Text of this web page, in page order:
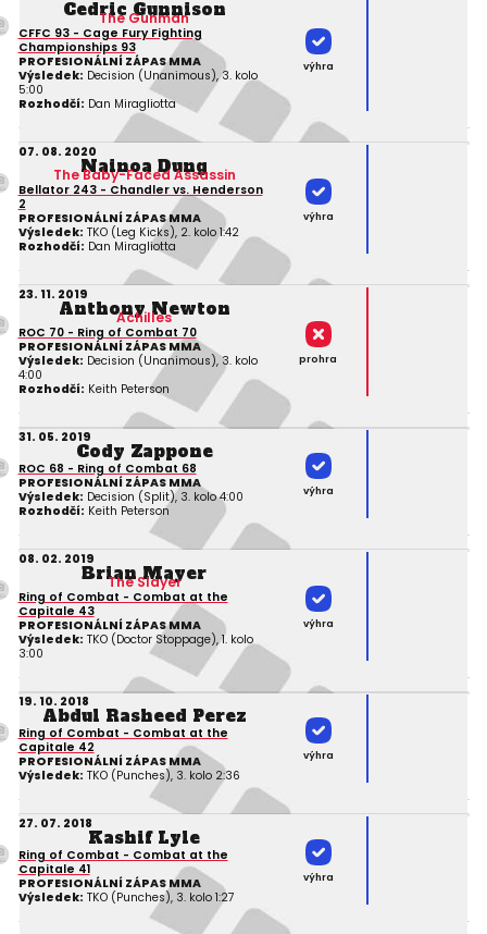
Cedric Gunnison
The Gunman
CFFC 93 - Cage Fury Fighting
Championships 93
PROFESIONÁLNÍ ZÁPAS MMA
Výsledek: Decision (Unanimous), 3. kolo
5:00
Rozhodčí: Dan Miragliotta
výhra
07. 08. 2020
Nainoa Dung
The Baby-Faced Assassin
Bellator 243 - Chandler vs. Henderson
2
PROFESIONÁLNÍ ZÁPAS MMA
Výsledek: TKO (Leg Kicks), 2. kolo 1:42
Rozhodčí: Dan Miragliotta
výhra
23. 11. 2019
Anthony Newton
Achilles
ROC 70 - Ring of Combat 70
PROFESIONÁLNÍ ZÁPAS MMA
Výsledek: Decision (Unanimous), 3. kolo
4:00
Rozhodčí: Keith Peterson
prohra
31. 05. 2019
Cody Zappone
ROC 68 - Ring of Combat 68
PROFESIONÁLNÍ ZÁPAS MMA
Výsledek: Decision (Split), 3. kolo 4:00
Rozhodčí: Keith Peterson
výhra
08. 02. 2019
Brian Mayer
The Slayer
Ring of Combat - Combat at the
Capitale 43
PROFESIONÁLNÍ ZÁPAS MMA
Výsledek: TKO (Doctor Stoppage), 1. kolo
3:00
výhra
19. 10. 2018
Abdul Rasheed Perez
Ring of Combat - Combat at the
Capitale 42
PROFESIONÁLNÍ ZÁPAS MMA
Výsledek: TKO (Punches), 3. kolo 2:36
výhra
27. 07. 2018
Kashif Lyle
Ring of Combat - Combat at the
Capitale 41
PROFESIONÁLNÍ ZÁPAS MMA
Výsledek: TKO (Punches), 3. kolo 1:27
výhra